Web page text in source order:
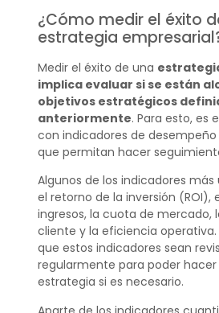
¿Cómo medir el éxito
estrategia
Medir el éxito de una
implica evaluar si se están
objetivos estratégicos
anteriormente. Para esto, es
con indicadores de
que permitan hacer
Algunos de los indicadores
el retorno de la inversión (ROI),
ingresos, la cuota de mercado,
cliente y la eficiencia
que estos indicadores sean
regularmente para poder hacer
estrategia si es necesario.